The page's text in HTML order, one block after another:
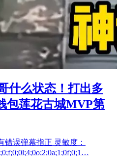
什么状态！打出多
包莲花古城MVP第
错误弹幕指正 灵敏度：